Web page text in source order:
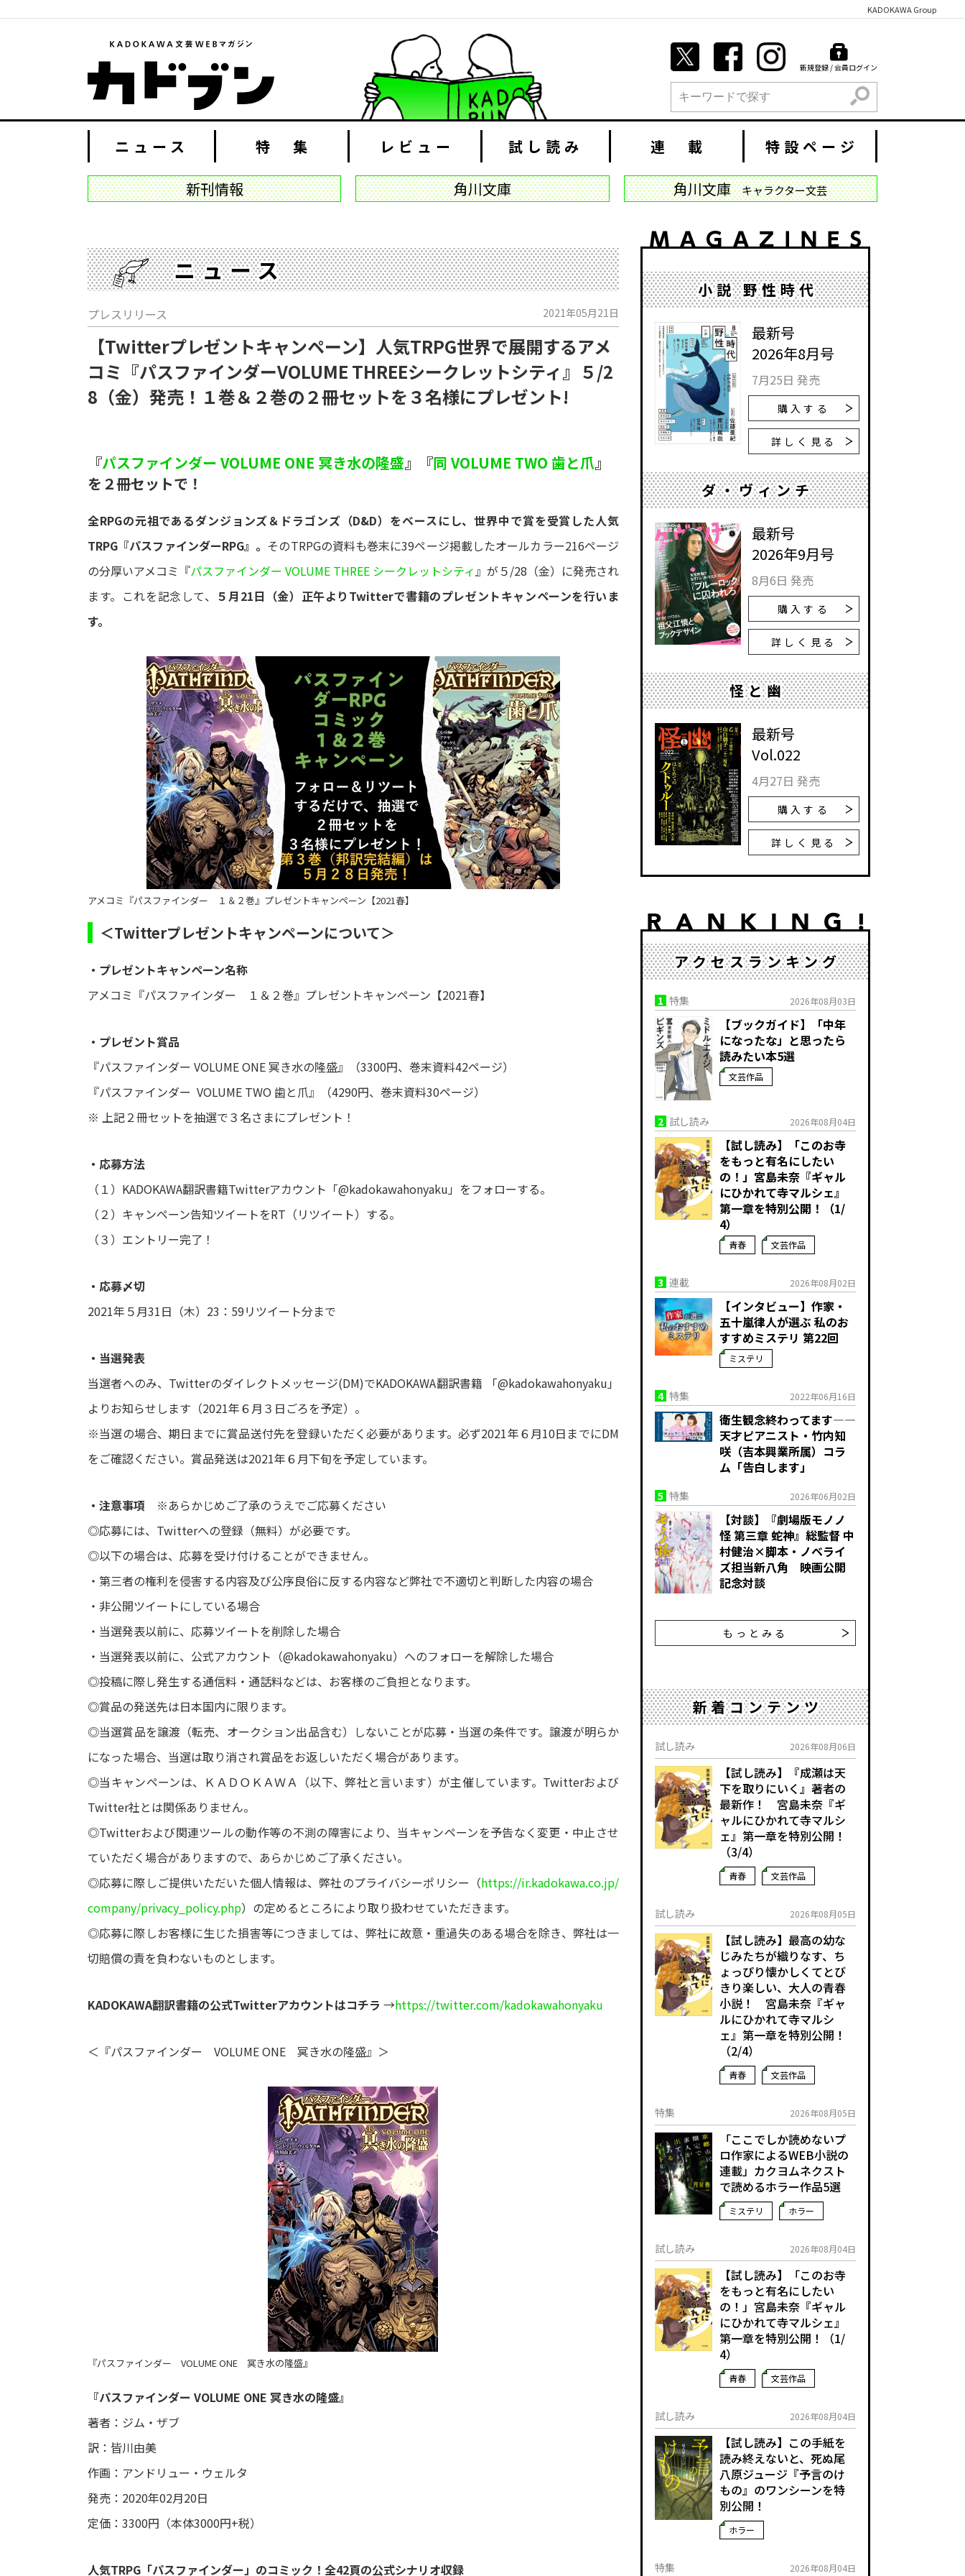
KADOKAWA Group
新規登録 / 会員ログイン
検索
ニュース 特 集 レビュー 試し読み 連 載 特設ページ
新刊情報 角川文庫 角川文庫 キャラクター文芸
ニュース
プレスリリース 2021年05月21日
【Twitterプレゼントキャンペーン】人気TRPG世界で展開するアメ
コミ『パスファインダーVOLUME THREEシークレットシティ』５/2
8（金）発売！１巻＆２巻の２冊セットを３名様にプレゼント!
『パスファインダー VOLUME ONE 冥き水の隆盛』『同 VOLUME TWO 歯と爪』
を２冊セットで！
全RPGの元祖であるダンジョンズ＆ドラゴンズ（D&D）をベースにし、世界中で賞を受賞した人気
TRPG『パスファインダーRPG』。 そのTRPGの資料も巻末に39ページ掲載したオールカラー216ページ
の分厚いアメコミ『パスファインダー VOLUME THREE シークレットシティ』が５/28（金）に発売され
ます。これを記念して、 ５月21日（金）正午よりTwitterで書籍のプレゼントキャンペーンを行いま
す。
アメコミ『パスファインダー １＆２巻』プレゼントキャンペーン【2021春】
＜Twitterプレゼントキャンペーンについて＞
・プレゼントキャンペーン名称
アメコミ『パスファインダー １＆２巻』プレゼントキャンペーン【2021春】
・プレゼント賞品
『パスファインダー VOLUME ONE 冥き水の隆盛』（3300円、巻末資料42ページ）
『パスファインダー VOLUME TWO 歯と爪』（4290円、巻末資料30ページ）
※ 上記２冊セットを抽選で３名さまにプレゼント！
・応募方法
（１）KADOKAWA翻訳書籍Twitterアカウント「@kadokawahonyaku」をフォローする。
（２）キャンペーン告知ツイートをRT（リツイート）する。
（３）エントリー完了！
・応募〆切
2021年５月31日（木）23：59リツイート分まで
・当選発表
当選者へのみ、Twitterのダイレクトメッセージ(DM)でKADOKAWA翻訳書籍 「@kadokawahonyaku」
よりお知らせします（2021年６月３日ごろを予定）。
※当選の場合、期日までに賞品送付先を登録いただく必要があります。必ず2021年６月10日までにDM
をご確認ください。賞品発送は2021年６月下旬を予定しています。
・注意事項 ※あらかじめご了承のうえでご応募ください
◎応募には、Twitterへの登録（無料）が必要です。
◎以下の場合は、応募を受け付けることができません。
・第三者の権利を侵害する内容及び公序良俗に反する内容など弊社で不適切と判断した内容の場合
・非公開ツイートにしている場合
・当選発表以前に、応募ツイートを削除した場合
・当選発表以前に、公式アカウント（@kadokawahonyaku）へのフォローを解除した場合
◎投稿に際し発生する通信料・通話料などは、お客様のご負担となります。
◎賞品の発送先は日本国内に限ります。
◎当選賞品を譲渡（転売、オークション出品含む）しないことが応募・当選の条件です。譲渡が明らか
になった場合、当選は取り消され賞品をお返しいただく場合があります。
◎当キャンペーンは、ＫＡＤＯＫＡＷＡ（以下、弊社と言います）が主催しています。Twitterおよび
Twitter社とは関係ありません。
◎Twitterおよび関連ツールの動作等の不測の障害により、当キャンペーンを予告なく変更・中止させ
ていただく場合がありますので、あらかじめご了承ください。
◎応募に際しご提供いただいた個人情報は、弊社のプライバシーポリシー（https://ir.kadokawa.co.jp/
company/privacy_policy.php）の定めるところにより取り扱わせていただきます。
◎応募に際しお客様に生じた損害等につきましては、弊社に故意・重過失のある場合を除き、弊社は一
切賠償の責を負わないものとします。
KADOKAWA翻訳書籍の公式Twitterアカウントはコチラ →https://twitter.com/kadokawahonyaku
＜『パスファインダー VOLUME ONE 冥き水の隆盛』＞
『パスファインダー VOLUME ONE 冥き水の隆盛』
『パスファインダー VOLUME ONE 冥き水の隆盛』
著者：ジム・ザブ
訳：皆川由美
作画：アンドリュー・ウェルタ
発売：2020年02月20日
定価：3300円（本体3000円+税）
人気TRPG「パスファインダー」のコミック！全42頁の公式シナリオ収録
小説 野性時代
最新号
2026年8月号
7月25日 発売
購入する
詳しく見る
ダ・ヴィンチ
最新号
2026年9月号
8月6日 発売
購入する
詳しく見る
怪と幽
最新号
Vol.022
4月27日 発売
購入する
詳しく見る
アクセスランキング
1 特集 2026年08月03日
【ブックガイド】「中年
になったな」と思ったら
読みたい本5選
文芸作品
2 試し読み 2026年08月04日
【試し読み】「このお寺
をもっと有名にしたい
の！」宮島未奈『ギャル
にひかれて寺マルシェ』
第一章を特別公開！（1/
4）
青春 文芸作品
3 連載 2026年08月02日
【インタビュー】作家・
五十嵐律人が選ぶ 私のお
すすめミステリ 第22回
ミステリ
4 特集 2022年06月16日
衛生観念終わってます—―
天才ピアニスト・竹内知
咲（吉本興業所属）コラ
ム「告白します」
5 特集 2026年06月02日
【対談】『劇場版モノノ
怪 第三章 蛇神』総監督 中
村健治×脚本・ノベライ
ズ担当新八角 映画公開
記念対談
もっとみる
新着コンテンツ
試し読み 2026年08月06日
【試し読み】『成瀬は天
下を取りにいく』著者の
最新作！ 宮島未奈『ギ
ャルにひかれて寺マルシ
ェ』第一章を特別公開！
（3/4）
青春 文芸作品
試し読み 2026年08月05日
【試し読み】最高の幼な
じみたちが織りなす、ち
ょっぴり懐かしくてとび
きり楽しい、大人の青春
小説！ 宮島未奈『ギャ
ルにひかれて寺マルシ
ェ』第一章を特別公開！
（2/4）
青春 文芸作品
特集 2026年08月05日
「ここでしか読めないプ
ロ作家によるWEB小説の
連載」――カクヨムネクスト
で読めるホラー作品5選
ミステリ ホラー
試し読み 2026年08月04日
【試し読み】「このお寺
をもっと有名にしたい
の！」宮島未奈『ギャル
にひかれて寺マルシェ』
第一章を特別公開！（1/
4）
青春 文芸作品
試し読み 2026年08月04日
【試し読み】この手紙を
読み終えないと、死ぬ――尾
八原ジュージ『予言のけ
もの』のワンシーンを特
別公開！
ホラー
特集 2026年08月04日